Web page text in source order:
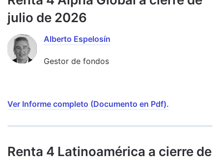
julio de 2026
Alberto Espelosín
Gestor de fondos
Ver Informe completo (Documento en Pdf).
Renta 4 Latinoamérica a cierre de